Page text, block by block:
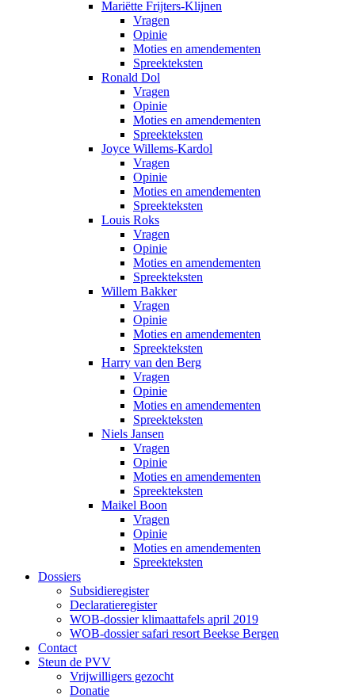
Mariëtte Frijters-Klijnen
Vragen
Opinie
Moties en amendementen
Spreekteksten
Ronald Dol
Vragen
Opinie
Moties en amendementen
Spreekteksten
Joyce Willems-Kardol
Vragen
Opinie
Moties en amendementen
Spreekteksten
Louis Roks
Vragen
Opinie
Moties en amendementen
Spreekteksten
Willem Bakker
Vragen
Opinie
Moties en amendementen
Spreekteksten
Harry van den Berg
Vragen
Opinie
Moties en amendementen
Spreekteksten
Niels Jansen
Vragen
Opinie
Moties en amendementen
Spreekteksten
Maikel Boon
Vragen
Opinie
Moties en amendementen
Spreekteksten
Dossiers
Subsidieregister
Declaratieregister
WOB-dossier klimaattafels april 2019
WOB-dossier safari resort Beekse Bergen
Contact
Steun de PVV
Vrijwilligers gezocht
Donatie